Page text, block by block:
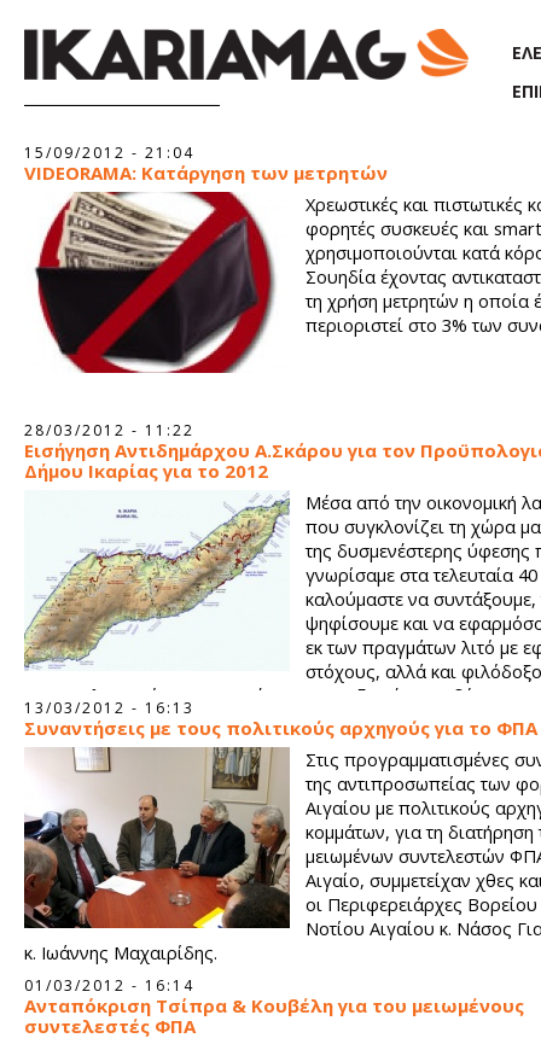
15/09/2012 - 21:04
VIDEORAMA: Κατάργηση των μετρητών
Χρεωστικές και πιστωτικές
φορητές συσκευές και
χρησιμοποιούνται κατά
Σουηδία έχοντας
τη χρήση μετρητών η οποία
περιοριστεί στο 3% των
28/03/2012 - 11:22
Εισήγηση Αντιδημάρχου Α.Σκάρου για τον
Δήμου Ικαρίας για το 2012
Μέσα από την οικονομική
που συγκλονίζει τη χώρα
της δυσμενέστερης ύφεσης
γνωρίσαμε στα τελευταία
καλούμαστε να
ψηφίσουμε και να
εκ των πραγμάτων λιτό με
στόχους, αλλά και
προϋπολογισμό με στοχευμένες αναπτυξιακές επενδύσεις...
13/03/2012 - 16:13
Συναντήσεις με τους πολιτικούς αρχηγούς για το ΦΠΑ
Στις προγραμματισμένες
της αντιπροσωπείας των
Αιγαίου με πολιτικούς
κομμάτων, για τη διατήρηση
μειωμένων συντελεστών
Αιγαίο, συμμετείχαν χθες
οι Περιφερειάρχες Βορείου
Νοτίου Αιγαίου κ. Νάσος
κ. Ιωάννης Μαχαιρίδης.
01/03/2012 - 16:14
Ανταπόκριση Τσίπρα & Κουβέλη για του μειωμένους
συντελεστές ΦΠΑ